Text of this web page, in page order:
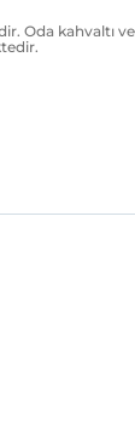
Oda kahvaltı ve